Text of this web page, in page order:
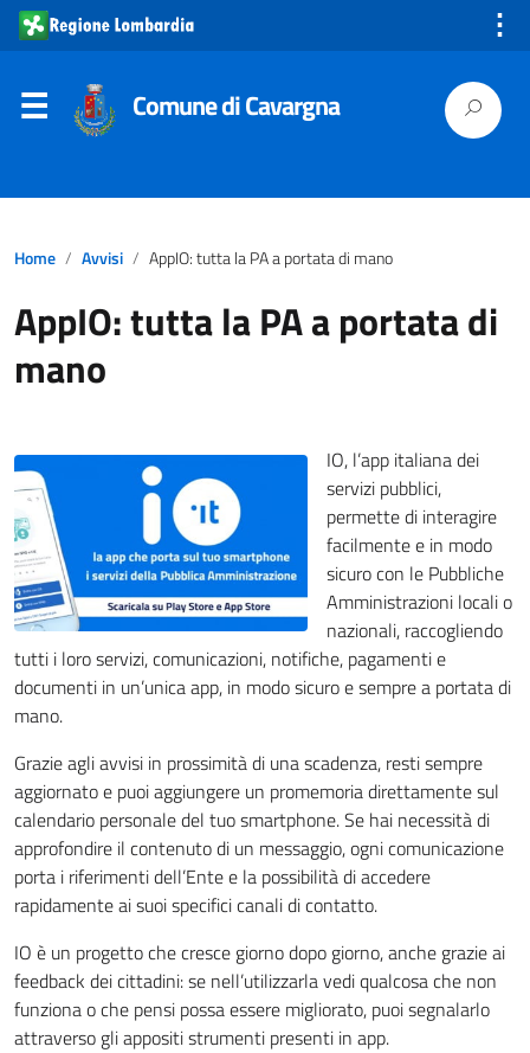
⋮
Comune di Cavargna
Home Avvisi AppIO: tutta la PA a portata di mano
AppIO: tutta la PA a portata di
mano
IO, l’app italiana dei
servizi pubblici,
permette di interagire
facilmente e in modo
sicuro con le Pubbliche
Amministrazioni locali o
nazionali, raccogliendo
tutti i loro servizi, comunicazioni, notifiche, pagamenti e
documenti in un’unica app, in modo sicuro e sempre a portata di
mano.
Grazie agli avvisi in prossimità di una scadenza, resti sempre
aggiornato e puoi aggiungere un promemoria direttamente sul
calendario personale del tuo smartphone. Se hai necessità di
approfondire il contenuto di un messaggio, ogni comunicazione
porta i riferimenti dell’Ente e la possibilità di accedere
rapidamente ai suoi specifici canali di contatto.
IO è un progetto che cresce giorno dopo giorno, anche grazie ai
feedback dei cittadini: se nell’utilizzarla vedi qualcosa che non
funziona o che pensi possa essere migliorato, puoi segnalarlo
attraverso gli appositi strumenti presenti in app.